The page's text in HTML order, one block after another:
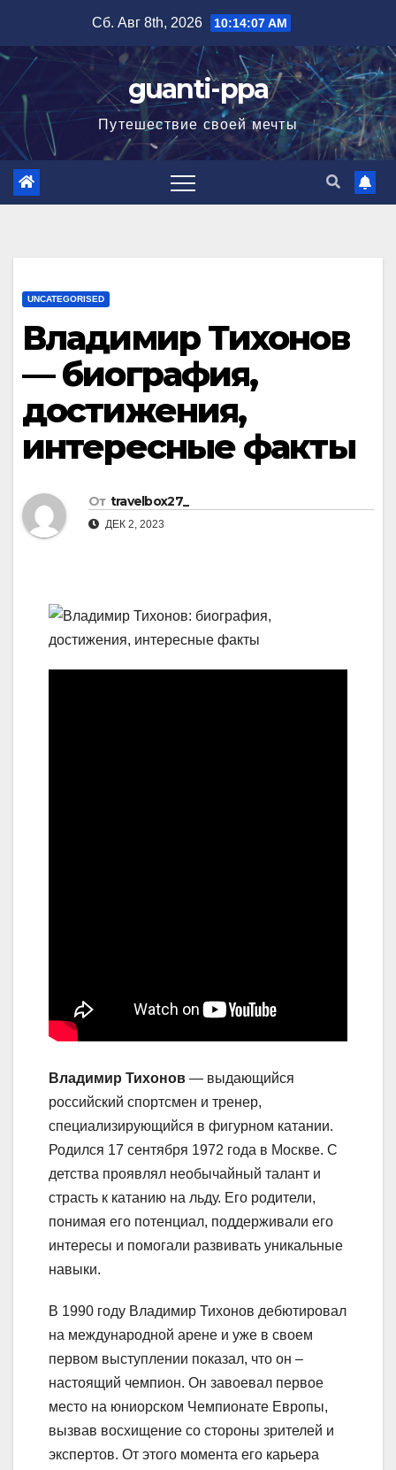
содержимому
Сб. Авг 8th, 2026 10:14:08 AM
guanti-ppa
Путешествие своей мечты
UNCATEGORISED
Владимир Тихонов
— биография,
достижения,
интересные факты
От travelbox27_
ДЕК 2, 2023
Владимир Тихонов — выдающийся
российский спортсмен и тренер,
специализирующийся в фигурном катании.
Родился 17 сентября 1972 года в Москве. С
детства проявлял необычайный талант и
страсть к катанию на льду. Его родители,
понимая его потенциал, поддерживали его
интересы и помогали развивать уникальные
навыки.
В 1990 году Владимир Тихонов дебютировал
на международной арене и уже в своем
первом выступлении показал, что он –
настоящий чемпион. Он завоевал первое
место на юниорском Чемпионате Европы,
вызвав восхищение со стороны зрителей и
экспертов. От этого момента его карьера